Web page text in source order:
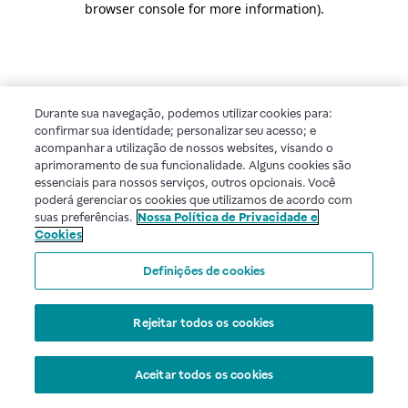
browser console for more information).
Durante sua navegação, podemos utilizar cookies para:
confirmar sua identidade; personalizar seu acesso; e
acompanhar a utilização de nossos websites, visando o
aprimoramento de sua funcionalidade. Alguns cookies são
essenciais para nossos serviços, outros opcionais. Você
poderá gerenciar os cookies que utilizamos de acordo com
suas preferências. Nossa Política de Privacidade e
Cookies
Definições de cookies
Rejeitar todos os cookies
Aceitar todos os cookies